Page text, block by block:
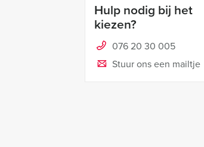
Hulp nodig bij het
kiezen?
076 20 30 005
Stuur ons een mailtje